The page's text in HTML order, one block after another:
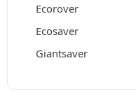
Ecorover
Ecosaver
Giantsaver